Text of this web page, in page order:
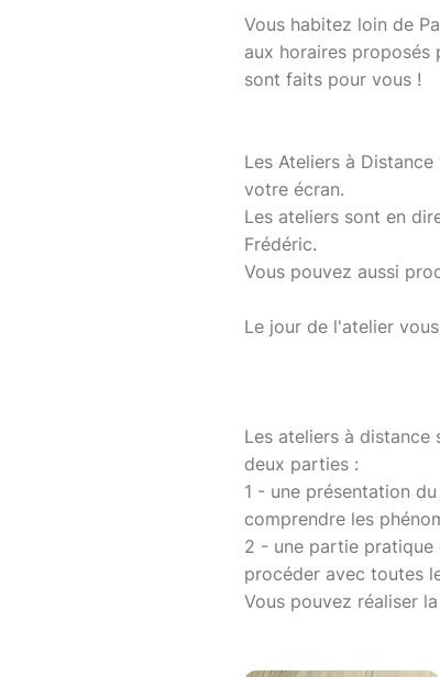
Vous habitez loin de
aux horaires proposés
sont faits pour vous !
Les Ateliers à
votre écran.
Les ateliers sont en
Frédéric.
Vous pouvez aussi
Le jour de l'atelier
Les ateliers à distance
deux parties :
1 - une présentation
comprendre les
2 - une partie pratique
procéder avec toutes
Vous pouvez réaliser